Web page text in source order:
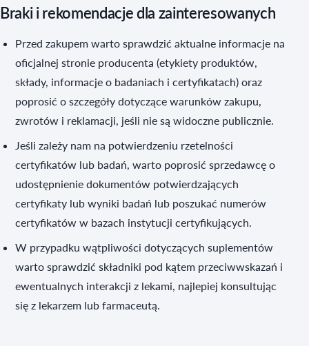
Braki i rekomendacje dla zainteresowanych
Przed zakupem warto sprawdzić aktualne informacje na
oficjalnej stronie producenta (etykiety produktów,
składy, informacje o badaniach i certyfikatach) oraz
poprosić o szczegóły dotyczące warunków zakupu,
zwrotów i reklamacji, jeśli nie są widoczne publicznie.
Jeśli zależy nam na potwierdzeniu rzetelności
certyfikatów lub badań, warto poprosić sprzedawcę o
udostępnienie dokumentów potwierdzających
certyfikaty lub wyniki badań lub poszukać numerów
certyfikatów w bazach instytucji certyfikujących.
W przypadku wątpliwości dotyczących suplementów
warto sprawdzić składniki pod kątem przeciwwskazań i
ewentualnych interakcji z lekami, najlepiej konsultując
się z lekarzem lub farmaceutą.